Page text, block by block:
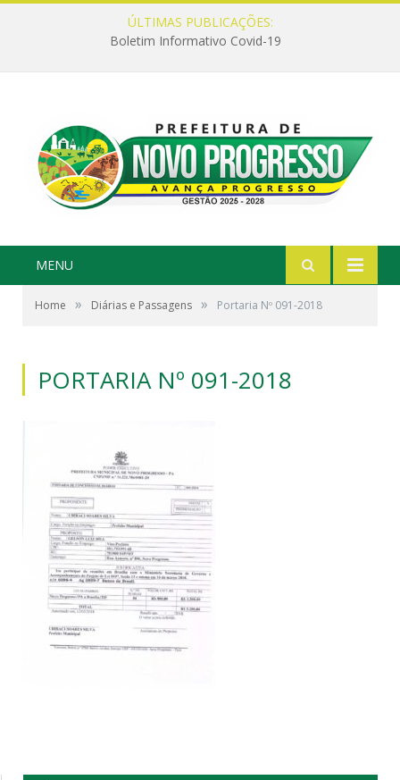
ÚLTIMAS PUBLICAÇÕES:
Boletim Informativo Covid-19
MENU
Home » Diárias e Passagens » Portaria Nº 091-2018
PORTARIA Nº 091-2018